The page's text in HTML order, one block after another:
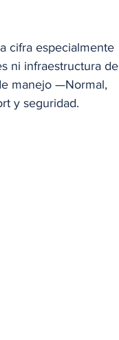
cifra especialmente
ni infraestructura de
manejo —Normal,
y seguridad.